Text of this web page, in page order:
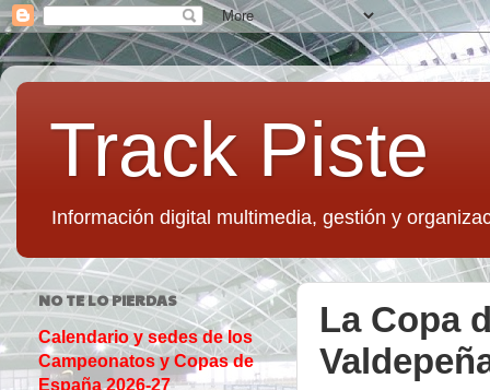
Track Piste
Información digital multimedia, gestión y
La Copa
NO TE LO PIERDAS
Calendario y sedes de los
Campeonatos y Copas de
España 2026-27